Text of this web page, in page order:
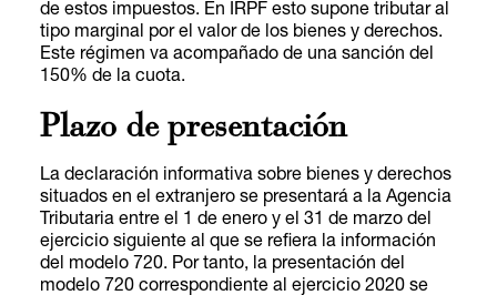
de estos impuestos. En IRPF esto supone tributar al
tipo marginal por el valor de los bienes y derechos.
Este régimen va acompañado de una sanción del
150% de la cuota.
Plazo de presentación
La declaración informativa sobre bienes y derechos
situados en el extranjero se presentará a la Agencia
Tributaria entre el 1 de enero y el 31 de marzo del
ejercicio siguiente al que se refiera la información
del modelo 720. Por tanto, la presentación del
modelo 720 correspondiente al ejercicio 2020 se